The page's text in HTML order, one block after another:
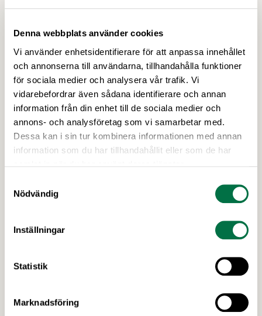
Denna webbplats använder cookies
Vi använder enhetsidentifierare för att anpassa innehållet
och annonserna till användarna, tillhandahålla funktioner
för sociala medier och analysera vår trafik. Vi
vidarebefordrar även sådana identifierare och annan
information från din enhet till de sociala medier och
annons- och analysföretag som vi samarbetar med.
Dessa kan i sin tur kombinera informationen med annan
information som du har tillhandahållit eller som de har
Nödvändig
Inställningar
Statistik
Marknadsföring
möjligheten till korttidspermittering till 80 %.
säger att det är långt ifrån tillräckligt för de
krisande företagen.
Studenter får arbeta utan att få
Regeringen och samarbetspartierna har enats om
arbetslöshetsförsäkring, mer aktiv
samt slopat fribelopp för studenter. För de företag
som har brist på personal är detta alltså en